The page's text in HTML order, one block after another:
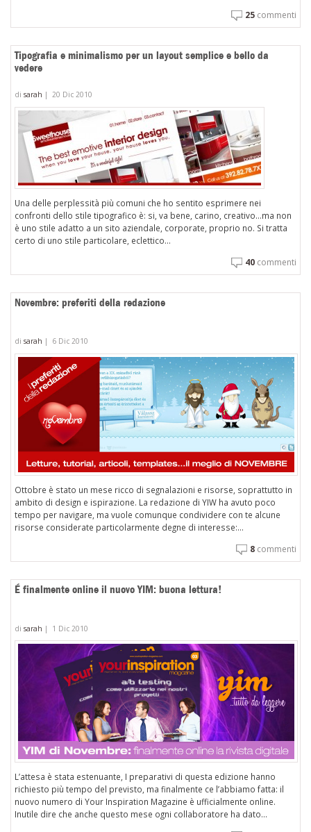
25 commenti
Tipografia e minimalismo per un layout semplice e bello da
vedere
di sarah | 20 Dic 2010
Una delle perplessità più comuni che ho sentito esprimere nei
confronti dello stile tipografico è: si, va bene, carino, creativo…ma non
è uno stile adatto a un sito aziendale, corporate, proprio no. Si tratta
certo di uno stile particolare, eclettico...
40 commenti
Novembre: preferiti della redazione
di sarah | 6 Dic 2010
Ottobre è stato un mese ricco di segnalazioni e risorse, soprattutto in
ambito di design e ispirazione. La redazione di YIW ha avuto poco
tempo per navigare, ma vuole comunque condividere con te alcune
risorse considerate particolarmente degne di interesse:...
8 commenti
É finalmente online il nuovo YIM: buona lettura!
di sarah | 1 Dic 2010
L’attesa è stata estenuante, I preparativi di questa edizione hanno
richiesto più tempo del previsto, ma finalmente ce l’abbiamo fatta: il
nuovo numero di Your Inspiration Magazine è ufficialmente online.
Inutile dire che anche questo mese ogni collaboratore ha dato...